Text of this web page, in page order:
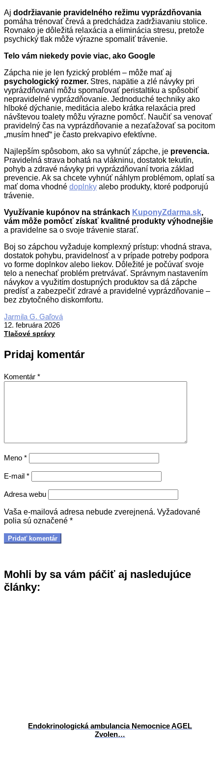
Aj dodržiavanie pravidelného režimu vyprázdňovania
pomáha trénovať črevá a predchádza zadržiavaniu stolice.
Rovnako je dôležitá relaxácia a eliminácia stresu, pretože
psychický tlak môže výrazne spomaliť trávenie.
Telo vám niekedy povie viac, ako Google
Zápcha nie je len fyzický problém – môže mať aj
psychologický rozmer. Stres, napätie a zlé návyky pri
vyprázdňovaní môžu spomaľovať peristaltiku a spôsobiť
nepravidelné vyprázdňovanie. Jednoduché techniky ako
hlboké dýchanie, meditácia alebo krátka relaxácia pred
návštevou toalety môžu výrazne pomôcť. Naučiť sa venovať
pravidelný čas na vyprázdňovanie a nezaťažovať sa pocitom
„musím hneď“ je často prekvapivo efektívne.
Najlepším spôsobom, ako sa vyhnúť zápche, je prevencia.
Pravidelná strava bohatá na vlákninu, dostatok tekutín,
pohyb a zdravé návyky pri vyprázdňovaní tvoria základ
prevencie. Ak sa chcete vyhnúť náhlym problémom, oplatí sa
mať doma vhodné doplnky alebo produkty, ktoré podporujú
trávenie.
Využívanie kupónov na stránkach KuponyZdarma.sk,
vám môže pomôcť získať kvalitné produkty výhodnejšie
a pravidelne sa o svoje trávenie starať.
Boj so zápchou vyžaduje komplexný prístup: vhodná strava,
dostatok pohybu, pravidelnosť a v prípade potreby podpora
vo forme doplnkov alebo liekov. Dôležité je počúvať svoje
telo a nenechať problém pretrvávať. Správnym nastavením
návykov a využitím dostupných produktov sa dá zápche
predísť a zabezpečiť zdravé a pravidelné vyprázdňovanie –
bez zbytočného diskomfortu.
2026-
02-
12
Jarmila G. Gaľová
12. februára 2026
Tlačové správy
Pridaj komentár
Komentár *
Meno *
E-mail *
Adresa webu
Vaša e-mailová adresa nebude zverejnená. Vyžadované
polia sú označené *
Mohli by sa vám páčiť aj nasledujúce
články:
Endokrinologická ambulancia Nemocnice AGEL
Zvolen…